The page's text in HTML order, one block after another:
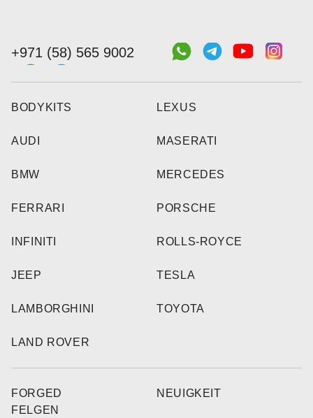
+971 (58) 565 9002
BODYKITS
AUDI
BMW
FERRARI
INFINITI
JEEP
LAMBORGHINI
LAND ROVER
LEXUS
MASERATI
MERCEDES
PORSCHE
ROLLS-ROYCE
TESLA
TOYOTA
FORGED
FELGEN
NEUIGKEIT